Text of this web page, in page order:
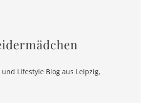
Lifestyle Blog aus Leipzig,